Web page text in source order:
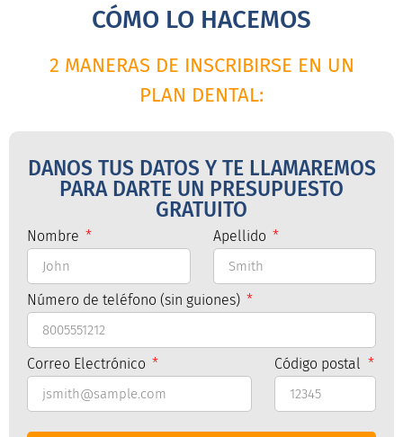
CÓMO LO HACEMOS
2 MANERAS DE INSCRIBIRSE EN UN
PLAN DENTAL:
DANOS TUS DATOS Y TE LLAMAREMOS
PARA DARTE UN PRESUPUESTO
GRATUITO
Nombre Apellido
Número de teléfono (sin guiones)
Correo Electrónico Código postal